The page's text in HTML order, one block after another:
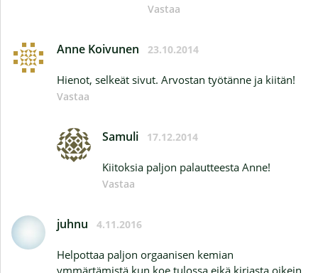
Vastaa
Anne Koivunen 23.10.2014
Hienot, selkeät sivut. Arvostan työtänne ja kiitän!
Vastaa
Samuli 17.12.2014
Kiitoksia paljon palautteesta Anne!
Vastaa
juhnu 4.11.2016
Helpottaa paljon orgaanisen kemian
ymmärtämistä,kun koe tulossa eikä kirjasta oikein